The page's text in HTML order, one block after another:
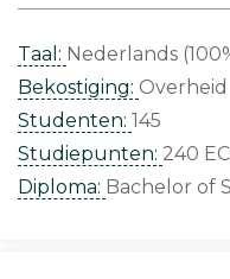
Taal: Nederlands
Bekostiging: Overheid
Studenten: 145
Studiepunten: 240
Diploma: Bachelor of